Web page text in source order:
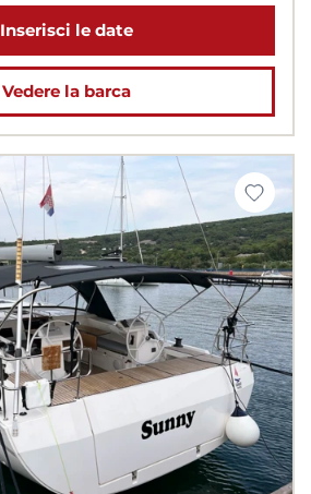
Inserisci le date
Vedere la barca